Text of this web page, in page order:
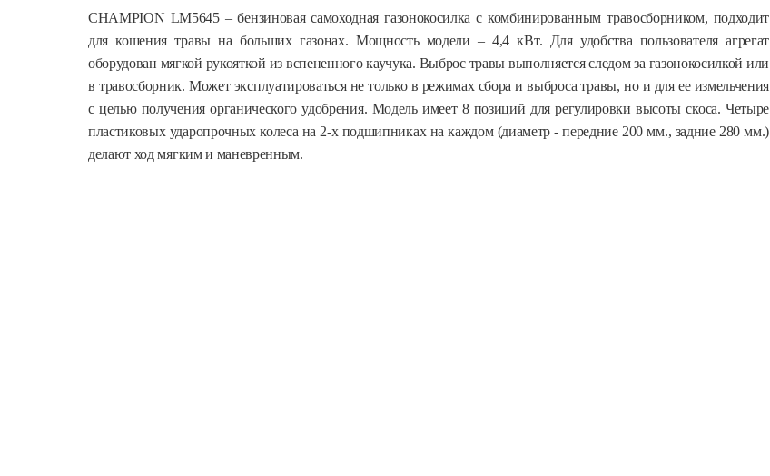
CHAMPION LM5645 – бензиновая самоходная газонокосилка с комбинированным травосборником, подходит
для кошения травы на больших газонах. Мощность модели – 4,4 кВт. Для удобства пользователя агрегат
оборудован мягкой рукояткой из вспененного каучука. Выброс травы выполняется следом за газонокосилкой или
в травосборник. Может эксплуатироваться не только в режимах сбора и выброса травы, но и для ее измельчения
с целью получения органического удобрения. Модель имеет 8 позиций для регулировки высоты скоса. Четыре
пластиковых ударопрочных колеса на 2-х подшипниках на каждом (диаметр - передние 200 мм., задние 280 мм.)
делают ход мягким и маневренным.